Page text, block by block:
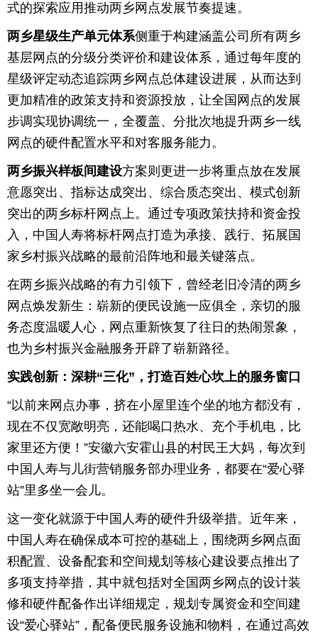
式的探索应用推动两乡网点发展节奏提速。
两乡星级生产单元体系侧重于构建涵盖公司所有两乡
基层网点的分级分类评价和建设体系，通过每年度的
星级评定动态追踪两乡网点总体建设进展，从而达到
更加精准的政策支持和资源投放，让全国网点的发展
步调实现协调统一，全覆盖、分批次地提升两乡一线
网点的硬件配置水平和对客服务能力。
两乡振兴样板间建设方案则更进一步将重点放在发展
意愿突出、指标达成突出、综合质态突出、模式创新
突出的两乡标杆网点上。通过专项政策扶持和资金投
入，中国人寿将标杆网点打造为承接、践行、拓展国
家乡村振兴战略的最前沿阵地和最关键落点。
在两乡振兴战略的有力引领下，曾经老旧冷清的两乡
网点焕发新生：崭新的便民设施一应俱全，亲切的服
务态度温暖人心，网点重新恢复了往日的热闹景象，
也为乡村振兴金融服务开辟了崭新路径。
实践创新：深耕“三化”，打造百姓心坎上的服务窗口
“以前来网点办事，挤在小屋里连个坐的地方都没有，
现在不仅宽敞明亮，还能喝口热水、充个手机电，比
家里还方便！”安徽六安霍山县的村民王大妈，每次到
中国人寿与儿街营销服务部办理业务，都要在“爱心驿
站”里多坐一会儿。
这一变化就源于中国人寿的硬件升级举措。近年来，
中国人寿在确保成本可控的基础上，围绕两乡网点面
积配置、设备配套和空间规划等核心建设要点推出了
多项支持举措，其中就包括对全国两乡网点的设计装
修和硬件配备作出详细规定，规划专属资金和空间建
设“爱心驿站”，配备便民服务设施和物料，在通过高效